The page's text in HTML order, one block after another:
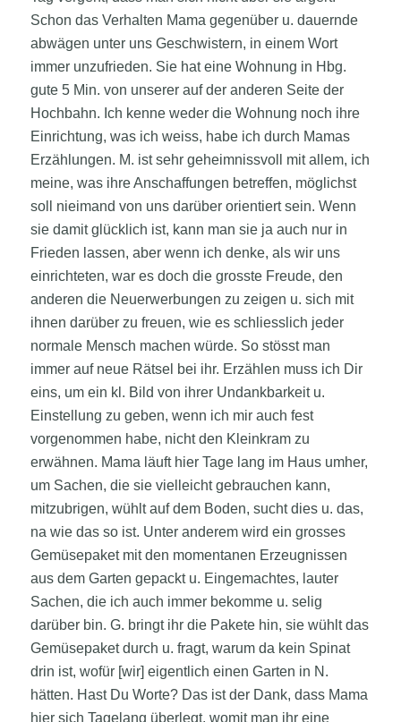
Schon das Verhalten Mama gegenüber u. dauernde
abwägen unter uns Geschwistern, in einem Wort
immer unzufrieden. Sie hat eine Wohnung in Hbg.
gute 5 Min. von unserer auf der anderen Seite der
Hochbahn. Ich kenne weder die Wohnung noch ihre
Einrichtung, was ich weiss, habe ich durch Mamas
Erzählungen. M. ist sehr geheimnissvoll mit allem, ich
meine, was ihre Anschaffungen betreffen, möglichst
soll nieimand von uns darüber orientiert sein. Wenn
sie damit glücklich ist, kann man sie ja auch nur in
Frieden lassen, aber wenn ich denke, als wir uns
einrichteten, war es doch die grosste Freude, den
anderen die Neuerwerbungen zu zeigen u. sich mit
ihnen darüber zu freuen, wie es schliesslich jeder
normale Mensch machen würde. So stösst man
immer auf neue Rätsel bei ihr. Erzählen muss ich Dir
eins, um ein kl. Bild von ihrer Undankbarkeit u.
Einstellung zu geben, wenn ich mir auch fest
vorgenommen habe, nicht den Kleinkram zu
erwähnen. Mama läuft hier Tage lang im Haus umher,
um Sachen, die sie vielleicht gebrauchen kann,
mitzubrigen, wühlt auf dem Boden, sucht dies u. das,
na wie das so ist. Unter anderem wird ein grosses
Gemüsepaket mit den momentanen Erzeugnissen
aus dem Garten gepackt u. Eingemachtes, lauter
Sachen, die ich auch immer bekomme u. selig
darüber bin. G. bringt ihr die Pakete hin, sie wühlt das
Gemüsepaket durch u. fragt, warum da kein Spinat
drin ist, wofür [wir] eigentlich einen Garten in N.
hätten. Hast Du Worte? Das ist der Dank, dass Mama
hier sich Tagelang überlegt, womit man ihr eine